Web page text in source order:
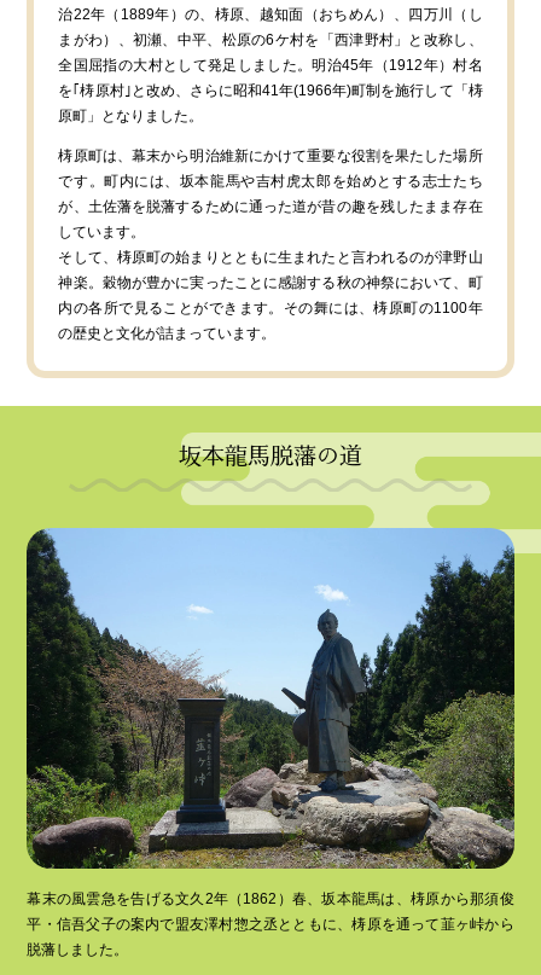
治22年（1889年）の、梼原、越知面（おちめん）、四万川（し
まがわ）、初瀬、中平、松原の6ケ村を「西津野村」と改称し、
全国屈指の大村として発足しました。明治45年（1912年）村名
を｢梼原村｣と改め、さらに昭和41年(1966年)町制を施行して「梼
原町」となりました。
梼原町は、幕末から明治維新にかけて重要な役割を果たした場所
です。町内には、坂本龍馬や吉村虎太郎を始めとする志士たち
が、土佐藩を脱藩するために通った道が昔の趣を残したまま存在
しています。
そして、梼原町の始まりとともに生まれたと言われるのが津野山
神楽。穀物が豊かに実ったことに感謝する秋の神祭において、町
内の各所で見ることができます。その舞には、梼原町の1100年
の歴史と文化が詰まっています。
坂本龍馬脱藩の道
幕末の風雲急を告げる文久2年（1862）春、坂本龍馬は、梼原から那須俊
平・信吾父子の案内で盟友澤村惣之丞とともに、梼原を通って韮ヶ峠から
脱藩しました。